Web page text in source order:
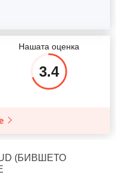
Нашата оценка
3.4
(БИВШЕТО